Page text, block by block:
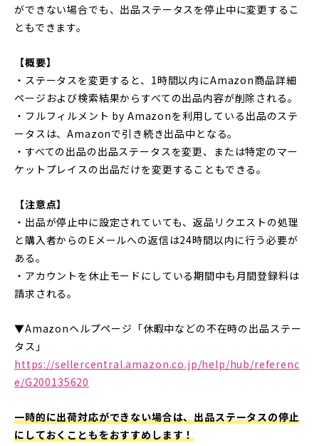
ができない場合でも、出品ステータスを停止中に変更するこ
ともできます。
【概要】
・ステータスを変更すると、1時間以内にAmazon商品詳細
ページおよび検索結果からすべての出品内容が削除される。
・フルフィルメント by Amazonを利用している出品のステ
ータスは、Amazonで引き続き出品中となる。
・すべての出品の出品ステータスを変更、または特定のマー
ケットプレイスの出品だけを変更することもできる。
【注意点】
・出品が停止中に設定されていても、返品リクエストの処理
と購入者からのEメールへの返信は24時間以内に行う必要が
ある。
・アカウントを休止モードにしている期間中も月間登録料は
請求される。
▼Amazonヘルプページ「休暇中などの不在時の出品ステー
タス」
https://sellercentral.amazon.co.jp/help/hub/referenc
e/G200135620
一時的に出荷対応ができない場合は、出品ステータスの停止
にしておくこともをおすすめします！